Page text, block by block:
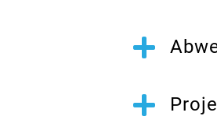

